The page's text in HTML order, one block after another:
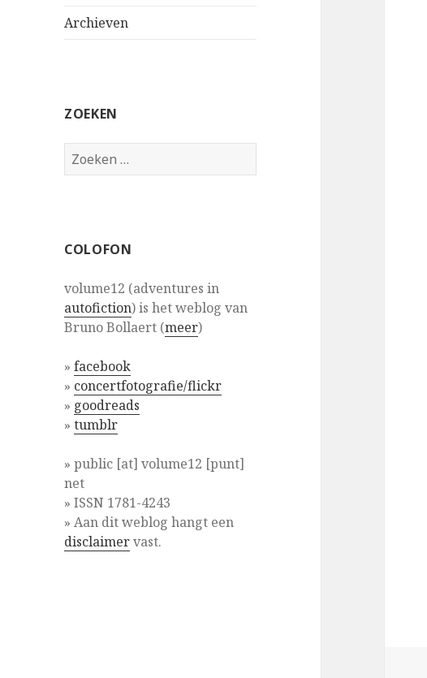
Archieven
ZOEKEN
Zoeken
naar:
COLOFON
volume12 (adventures in
autofiction) is het weblog van
Bruno Bollaert (meer)
»facebook
» concertfotografie/flickr
» goodreads
»tumblr
» public [at] volume12 [punt]
net
» ISSN 1781-4243
» Aan dit weblog hangt een
disclaimervast.